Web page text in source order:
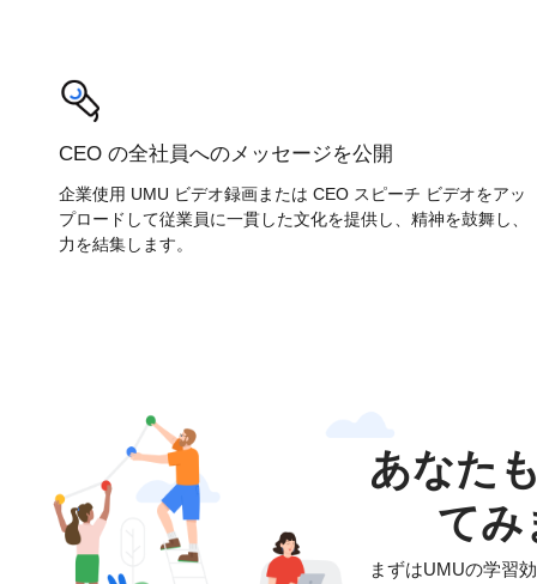
CEO の全社員へのメッセージを公開
企業使用 UMU ビデオ録画または CEO スピーチ ビデオをアッ
プロードして従業員に一貫した文化を提供し、精神を鼓舞し、
力を結集します。
あなた
てみ
まずはUMUの学習